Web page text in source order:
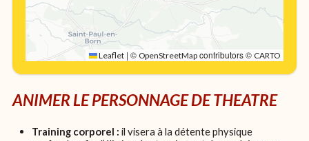
Leaflet | © OpenStreetMap contributors © CARTO
ANIMER LE PERSONNAGE DE THEATRE
Training corporel : il visera à la détente physique